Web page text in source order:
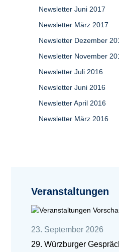
Newsletter Juni 2017
Newsletter März 2017
Newsletter Dezember
Newsletter November
Newsletter Juli 2016
Newsletter Juni 2016
Newsletter April 2016
Newsletter März 2016
Veranstaltungen
23. September 2026
29. Würzburger